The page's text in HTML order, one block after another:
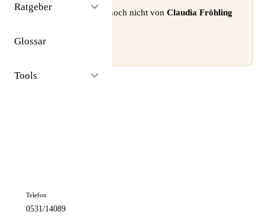
Ratgeber
Glossar
Tools
⚠ Dieses Profil wurde noch nicht von Claudia Fröhling
Profil beanspruchen →
Telefon
0531/14089